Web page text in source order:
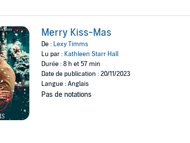
Merry Kiss-Mas
De : Lexy Timms
Lu par : Kathleen Starr Hall
Durée : 8 h et 57 min
Date de publication : 20/11/2023
Langue : Anglais
Pas de notations